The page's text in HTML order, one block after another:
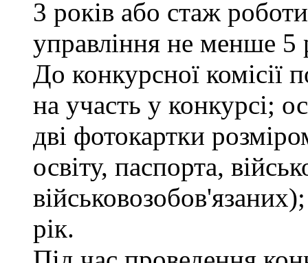
3 років або стаж
управління не менше 5
До конкурсної комісії
на участь у конкурсі;
дві фотокартки
освіту, паспорта,
рік.